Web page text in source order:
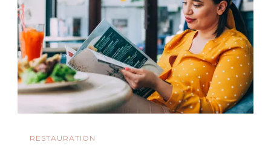
RESTAURATION